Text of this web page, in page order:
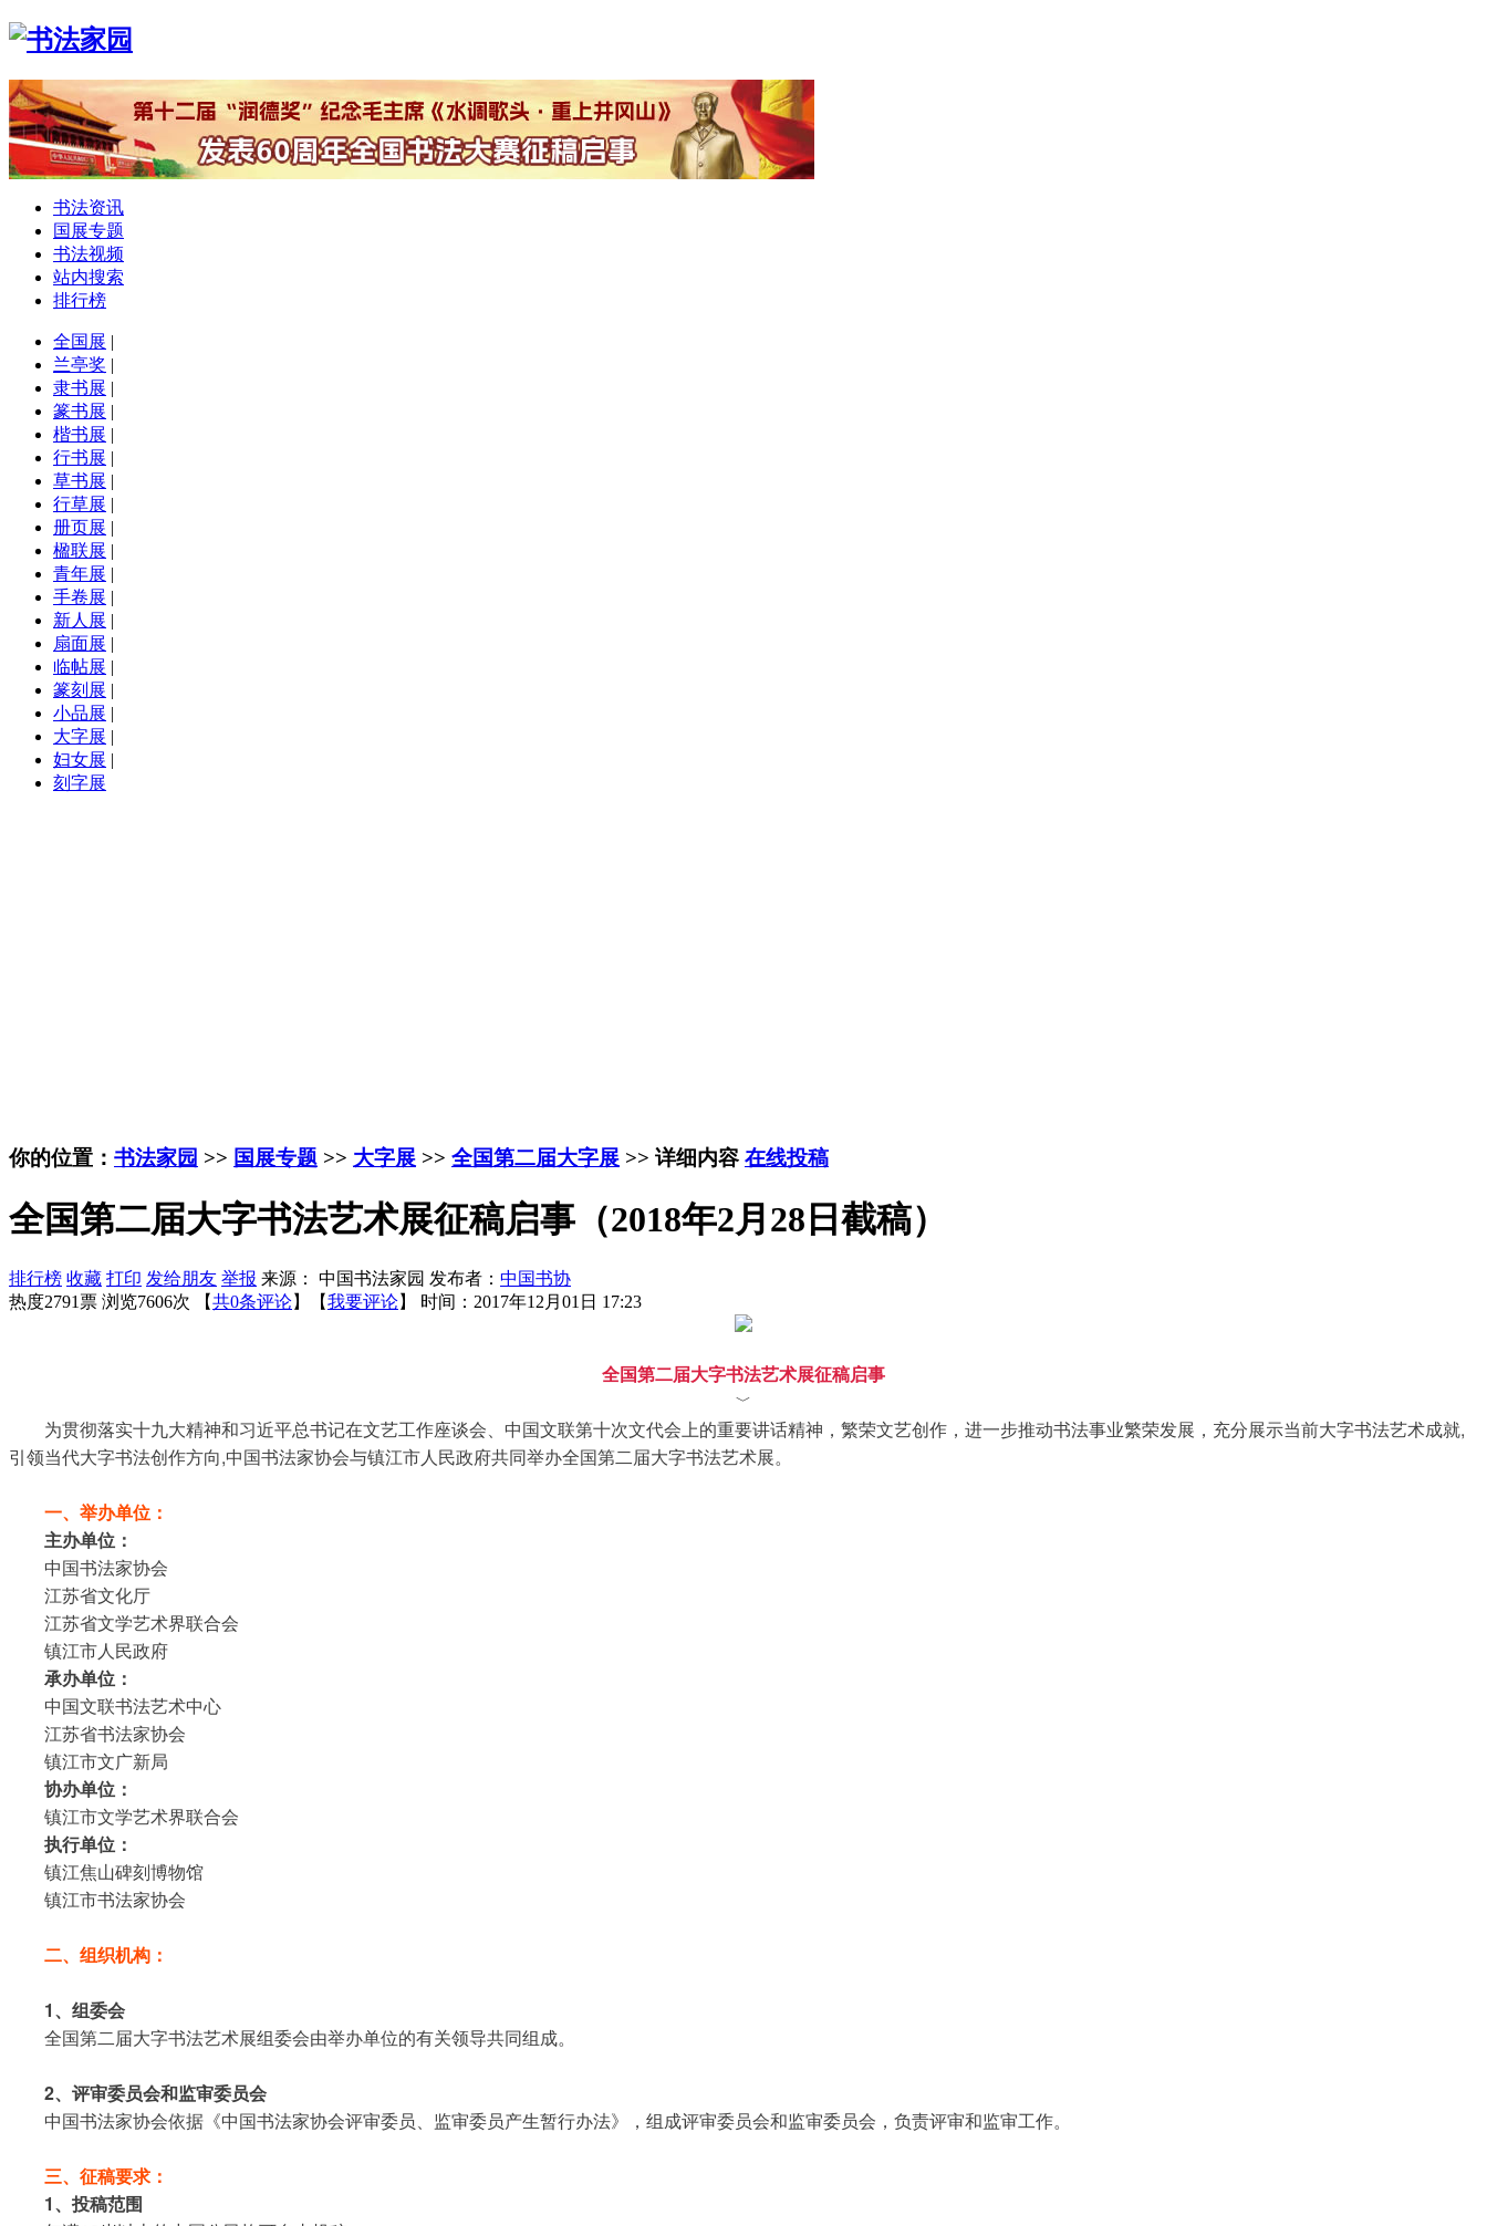
书法资讯
国展专题
书法视频
站内搜索
排行榜
全国展 |
兰亭奖 |
隶书展 |
篆书展 |
楷书展 |
行书展 |
草书展 |
行草展 |
册页展 |
楹联展 |
青年展 |
手卷展 |
新人展 |
扇面展 |
临帖展 |
篆刻展 |
小品展 |
大字展 |
妇女展 |
刻字展
你的位置： 书法家园 >> 国展专题 >> 大字展 >> 全国第二届大字展 >> 详细内容 在线投稿
全国第二届大字书法艺术展征稿启事（2018年2月28日截稿）
排行榜 收藏 打印 发给朋友 举报 来源： 中国书法家园 发布者： 中国书协
热度2791票 浏览7606次 【共0条评论】【我要评论】 时间：2017年12月01日 17:23
全国第二届大字书法艺术展征稿启事
﹀
为贯彻落实十九大精神和习近平总书记在文艺工作座谈会、中国文联第十次文代会上的重要讲话精神，繁荣文艺创作，进一步推动书法事业繁荣发展，充分展示当前大字书法艺术成就,
引领当代大字书法创作方向,中国书法家协会与镇江市人民政府共同举办全国第二届大字书法艺术展。
一、举办单位：
主办单位：
中国书法家协会
江苏省文化厅
江苏省文学艺术界联合会
镇江市人民政府
承办单位：
中国文联书法艺术中心
江苏省书法家协会
镇江市文广新局
协办单位：
镇江市文学艺术界联合会
执行单位：
镇江焦山碑刻博物馆
镇江市书法家协会
二、组织机构：
1、组委会
全国第二届大字书法艺术展组委会由举办单位的有关领导共同组成。
2、评审委员会和监审委员会
中国书法家协会依据《中国书法家协会评审委员、监审委员产生暂行办法》，组成评审委员会和监审委员会，负责评审和监审工作。
三、征稿要求：
1、投稿范围